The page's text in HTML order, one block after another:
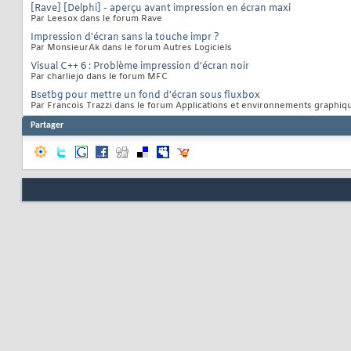
[Rave] [Delphi] - aperçu avant impression en écran maxi
Par Leesox dans le forum Rave
Impression d'écran sans la touche impr ?
Par MonsieurAk dans le forum Autres Logiciels
Visual C++ 6 : Problème impression d'écran noir
Par charliejo dans le forum MFC
Bsetbg pour mettre un fond d'écran sous fluxbox
Par Francois Trazzi dans le forum Applications et environnements
Partager